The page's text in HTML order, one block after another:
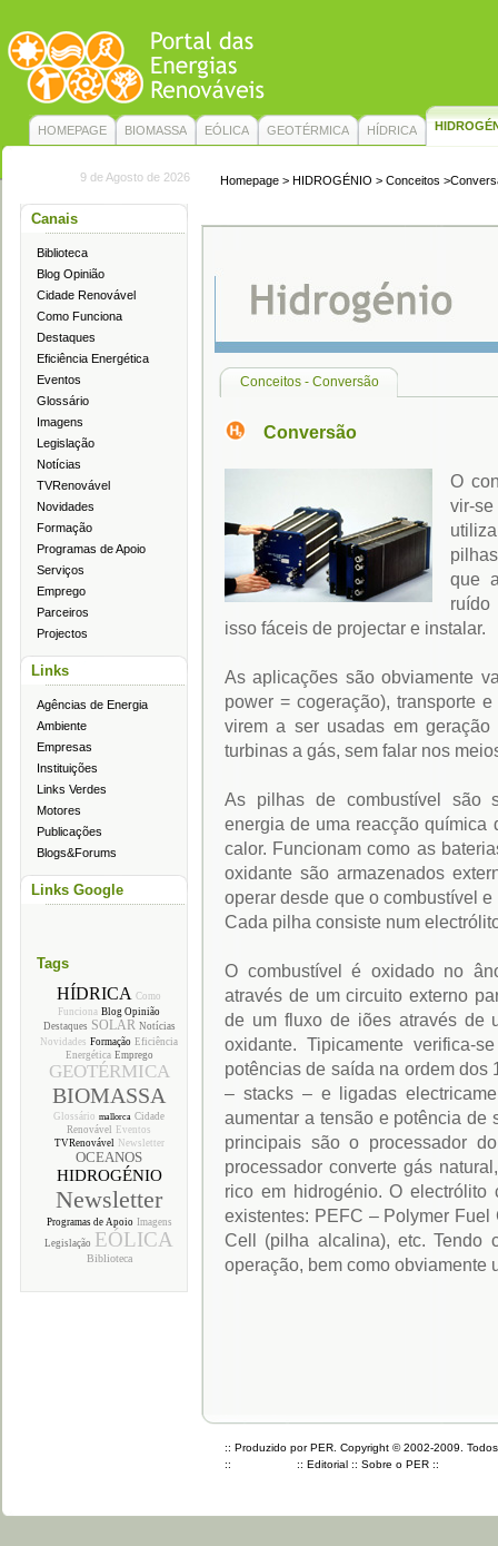
HOMEPAGE BIOMASSA EÓLICA GEOTÉRMICA HÍDRICA
9 de Agosto de 2026
Canais
Biblioteca
Blog Opinião
Cidade Renovável
Como Funciona
Destaques
Eficiência Energética
Eventos
Glossário
Imagens
Legislação
Notícias
TVRenovável
Novidades
Formação
Programas de Apoio
Serviços
Emprego
Parceiros
Projectos
Links
Agências de Energia
Ambiente
Empresas
Instituições
Links Verdes
Motores
Publicações
Blogs&Forums
Links Google
Tags
HÍDRICA Como
Funciona Blog Opinião
Destaques SOLAR Notícias
Novidades Formação Eficiência
Energética Emprego
GEOTÉRMICA
BIOMASSA
Glossário mallorca Cidade
Renovável
Eventos
TVRenovável Newsletter
OCEANOS
HIDROGÉNIO
Newsletter
Programas de Apoio Imagens
Legislação EÓLICA
Biblioteca
Homepage > HIDROGÉNIO > Conceitos
Conceitos - Conversão
Conversão
O
vir-
que
ruído
isso fáceis de projectar e instalar.
As aplicações são obviamente
power = cogeração), transporte
virem a ser usadas em
turbinas a gás, sem falar nos
As pilhas de combustível são
energia de uma reacção química
calor. Funcionam como as
oxidante são armazenados
operar desde que o combustível
Cada pilha consiste num
O combustível é oxidado no
através de um circuito externo
de um fluxo de iões através de
oxidante. Tipicamente verifica-
potências de saída na ordem dos
– stacks – e ligadas
aumentar a tensão e potência de
principais são o processador
processador converte gás
rico em hidrogénio. O
existentes: PEFC – Polymer
Cell (pilha alcalina), etc. Tendo
operação, bem como obviamente
:: Produzido por PER. Copyright © 2002-2009.
::
:: Editorial :: Sobre o PER ::